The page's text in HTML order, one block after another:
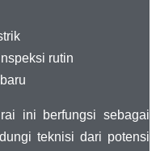
rutin
ini berfungsi sebagai
teknisi dari potensi